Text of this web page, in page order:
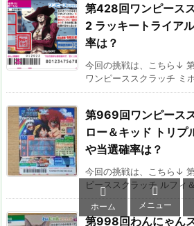
第428回ワンピース
2 ラッキートライア
率は？
今回の挑戦は、こちら↓
ワンピーススクラッチ ミ
第969回ワンピース
ロー＆キッド トリプ
や当選確率は？
今回の挑戦は、こちら↓
ピーススクラッチ ルフィ
第998回わんにゃん

ホーム

メニュー